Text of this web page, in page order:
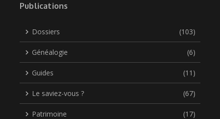
Publications
Dossiers (103)
Généalogie (6)
Guides (11)
Le saviez-vous ? (67)
Patrimoine (17)